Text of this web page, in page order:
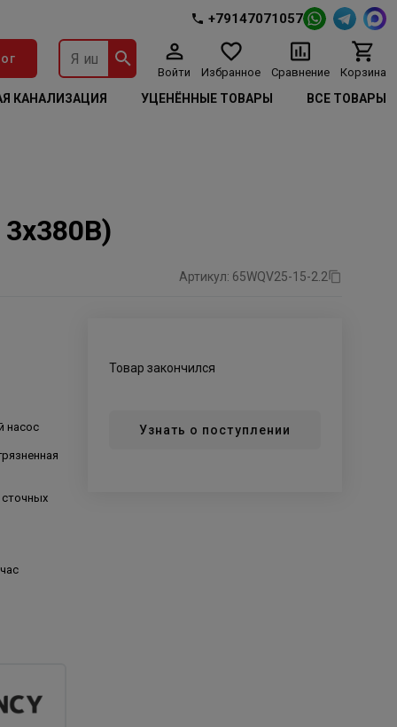
+79147071057
Войти Избранное Сравнение Корзина
КАНАЛИЗАЦИЯ УЦЕНЁННЫЕ ТОВАРЫ ВСЕ ТОВАРЫ
Артикул: 65WQV25-15-2.2
насос
сточных
Товар закончился
Узнать о поступлении